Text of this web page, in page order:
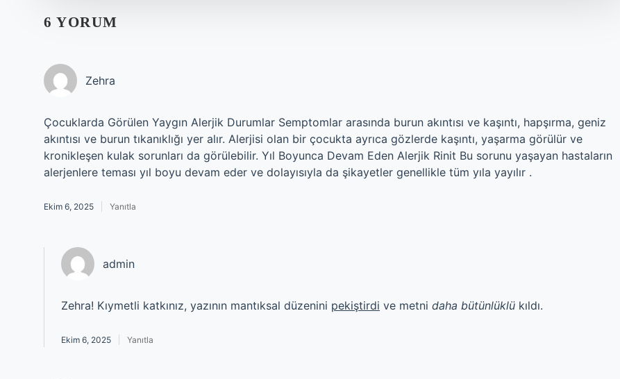
6 YORUM
Zehra
Çocuklarda Görülen Yaygın Alerjik Durumlar Semptomlar arasında burun akıntısı ve kaşıntı, hapşırma, geniz
akıntısı ve burun tıkanıklığı yer alır. Alerjisi olan bir çocukta ayrıca gözlerde kaşıntı, yaşarma görülür ve
kronikleşen kulak sorunları da görülebilir. Yıl Boyunca Devam Eden Alerjik Rinit Bu sorunu yaşayan hastaların
alerjenlere teması yıl boyu devam eder ve dolayısıyla da şikayetler genellikle tüm yıla yayılır .
Ekim 6, 2025 Yanıtla
admin
Zehra! Kıymetli katkınız, yazının mantıksal düzenini pekiştirdi ve metni daha bütünlüklü kıldı.
Ekim 6, 2025 Yanıtla